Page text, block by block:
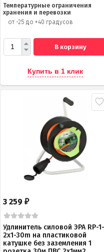
Температурные ограничения
хранения и перевозки
от -25 до +40 градусов
В корзину
Купить в 1 клик
3 259₽
Удлинитель силовой ЭРА RP-
2x1-30m на пластиковой
катушке без заземления 1